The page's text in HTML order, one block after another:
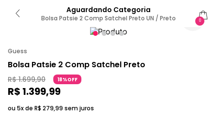
Aguardando Categoria
Bolsa Patsie 2 Comp Satchel Preto UN / Preto 0
Guess
Bolsa Patsie 2 Comp Satchel Preto
R$ 1.699,90 18%OFF
R$ 1.399,99
ou 5x de R$ 279,99 sem juros